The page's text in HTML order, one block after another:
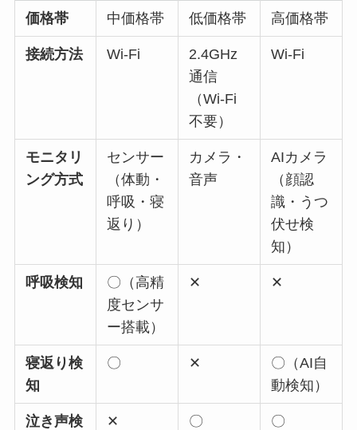
価格帯 中価格帯 低価格帯 高価格帯
接続方法 Wi-Fi
2.4GHz
通信
（Wi-Fi
不要）
Wi-Fi
モニタリ
ング方式
センサー
（体動・
呼吸・寝
返り）
カメラ・
音声
AIカメラ
（顔認
識・うつ
伏せ検
知）
呼吸検知
〇（高精
度センサ
ー搭載）
✕ ✕
寝返り検
知
〇 ✕
〇（AI自
動検知）
泣き声検
✕ 〇 〇